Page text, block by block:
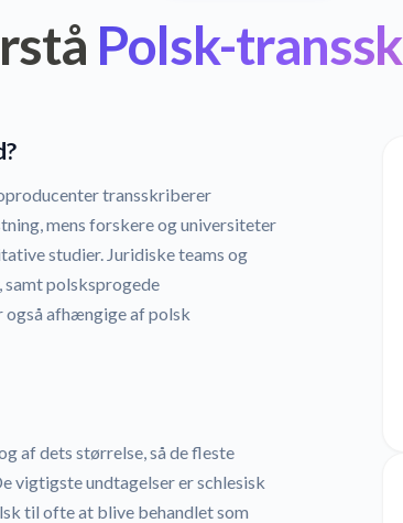
Polsk-
transskriberer
mens forskere og universiteter
studier. Juridiske teams og
samt polsksprogede
også afhængige af polsk
af dets størrelse, så de fleste
vigtigste undtagelser er schlesisk
til ofte at blive behandlet som